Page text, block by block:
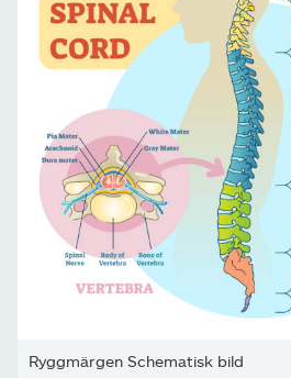
Ryggmärgen Schematisk bild